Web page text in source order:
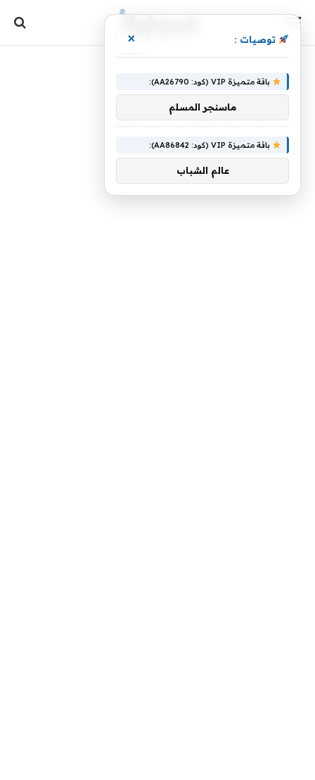
توصيات : ×
باقة متميزة VIP (كود: AA26790):
ماسنجر المسلم
باقة متميزة VIP (كود: AA86842):
عالم الشباب